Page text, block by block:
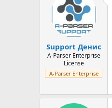
Support Денис
A-Parser Enterprise
License
A-Parser Enterprise